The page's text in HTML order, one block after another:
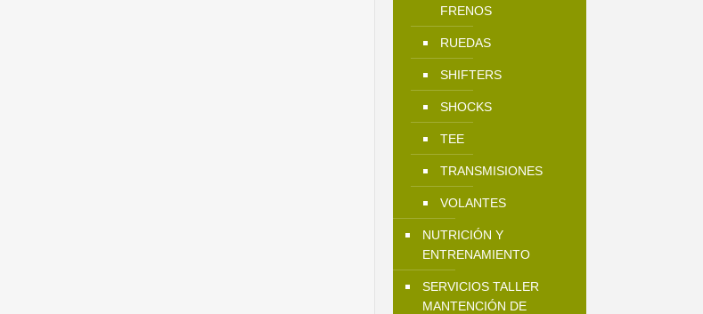
FRENOS
RUEDAS
SHIFTERS
SHOCKS
TEE
TRANSMISIONES
VOLANTES
NUTRICIÓN Y
ENTRENAMIENTO
SERVICIOS TALLER
MANTENCIÓN DE